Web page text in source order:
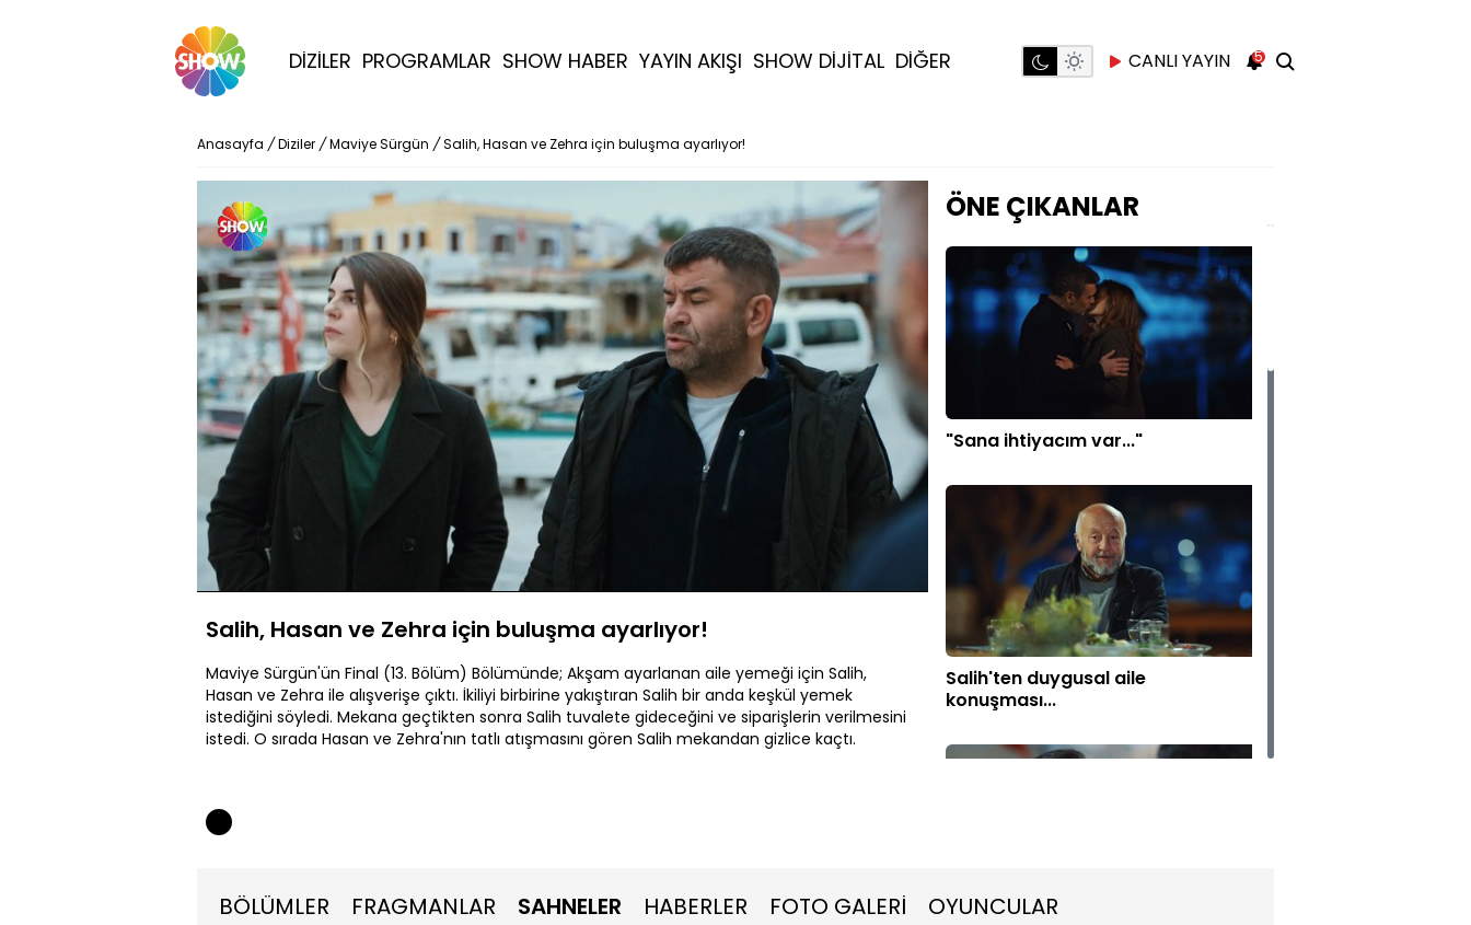
DİZİLER PROGRAMLAR SHOW HABER YAYIN AKIŞI SHOW DİJİTAL DİĞER CANLI YAYIN 5
Anasayfa / Diziler / Maviye Sürgün / Salih, Hasan ve Zehra için buluşma ayarlıyor!
Yüklendi
16.23%
Hızı
Salih, Hasan ve Zehra için buluşma ayarlıyor!
Maviye Sürgün'ün Final (13. Bölüm) Bölümünde; Akşam ayarlanan aile yemeği için Salih,
Hasan ve Zehra ile alışverişe çıktı. İkiliyi birbirine yakıştıran Salih bir anda keşkül yemek
istediğini söyledi. Mekana geçtikten sonra Salih tuvalete gideceğini ve siparişlerin verilmesini
istedi. O sırada Hasan ve Zehra'nın tatlı atışmasını gören Salih mekandan gizlice kaçtı.
ÖNE ÇIKANLAR
"Sana ihtiyacım var..."
Salih'ten duygusal aile
konuşması...
BÖLÜMLER FRAGMANLAR SAHNELER HABERLER FOTO GALERİ OYUNCULAR